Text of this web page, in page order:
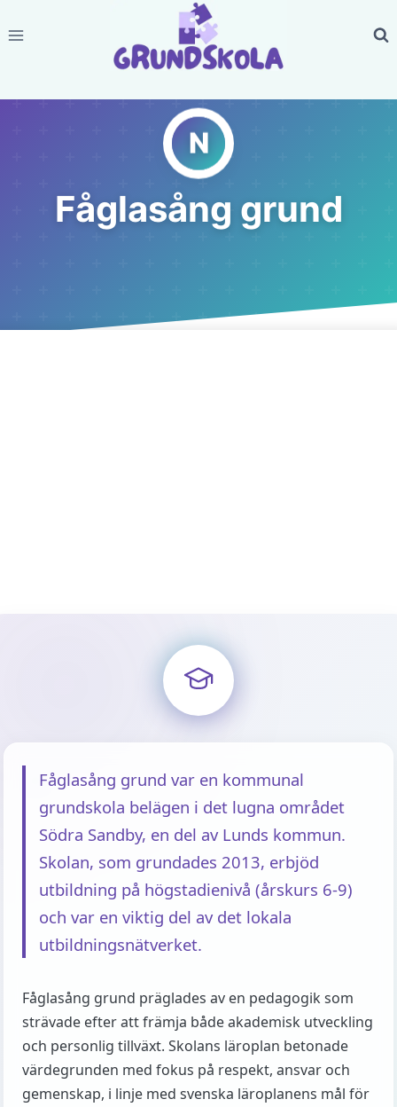
to
Fåglasång grund
Fåglasång grund var en kommunal
grundskola belägen i det lugna området
Södra Sandby, en del av Lunds kommun.
Skolan, som grundades 2013, erbjöd
utbildning på högstadienivå (årskurs 6-9)
och var en viktig del av det lokala
utbildningsnätverket.
Fåglasång grund präglades av en pedagogik som
strävade efter att främja både akademisk utveckling
och personlig tillväxt. Skolans läroplan betonade
värdegrunden med fokus på respekt, ansvar och
gemenskap, i linje med svenska läroplanens mål för